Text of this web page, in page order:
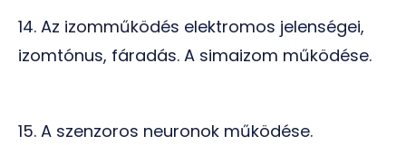
14. Az izomműködés elektromos jelenségei,
izomtónus, fáradás. A simaizom működése.
15. A szenzoros neuronok működése.